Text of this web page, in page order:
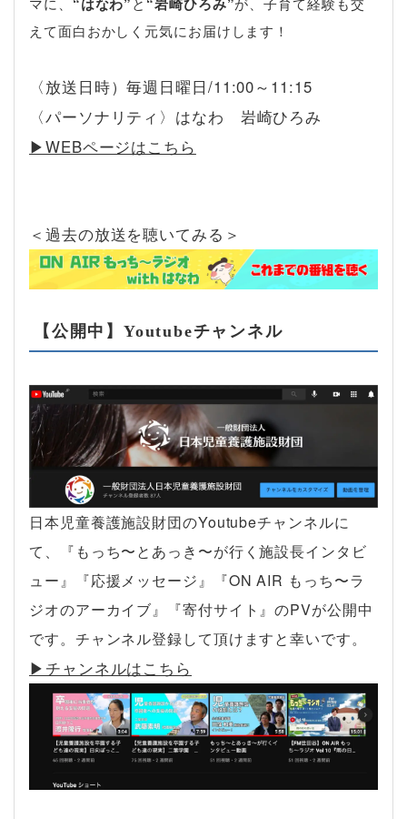
えて面白おかしく元気にお届けします！
〈放送日時）毎週日曜日/11:00～11:15
〈パーソナリティ〉はなわ 岩崎ひろみ
▶︎WEBページはこちら
＜過去の放送を聴いてみる＞
【公開中】Youtubeチャンネル
日本児童養護施設財団のYoutubeチャンネルに
て、『もっち〜とあっき〜が行く施設長インタビ
ュー』『応援メッセージ』『ON AIR もっち〜ラ
ジオのアーカイブ』『寄付サイト』のPVが公開中
です。チャンネル登録して頂けますと幸いです。
▶︎チャンネルはこちら